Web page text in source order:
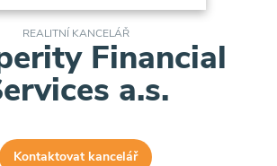
REALITNÍ KANCELÁŘ
Financial
a.s.
Kontaktovat kancelář